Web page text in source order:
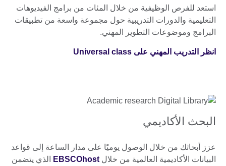
استعد للفرص الوظيفية من خلال المئات من برامج الفيديوهات
التعليمية والدورات التدريبية حول مجموعة واسعة من تطبيقات
البرامج وموضوعات التطوير المهني.
انظر التدريب المهني على Universal class
البحث الأكاديمي
عزز أبحاثك من خلال الوصول يوميًا على مدار الساعة إلى قواعد
البيانات الأكاديمية العالمية من خلال EBSCOhost
الذي يتضمن